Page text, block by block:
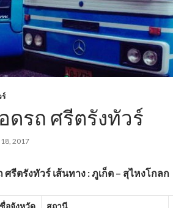
ดรถ ศรีตรังทัวร์
2017
ศรีตรังทัวร์ เส้นทาง : ภูเก็ต – สุไหงโกลก